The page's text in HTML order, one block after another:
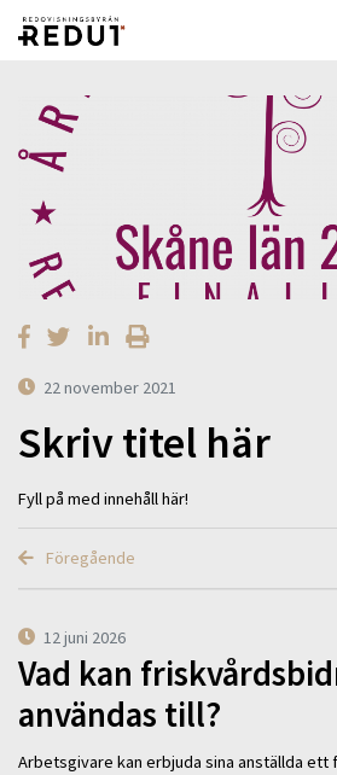
22 november 2021
Skriv titel här
Fyll på med innehåll här!
Föregående
12 juni 2026
Vad kan
användas till?
Arbetsgivare kan erbjuda sina anställda